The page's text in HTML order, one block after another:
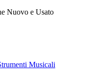
Nuovo e Usato